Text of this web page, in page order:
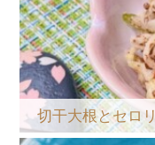
切干大根とセロ